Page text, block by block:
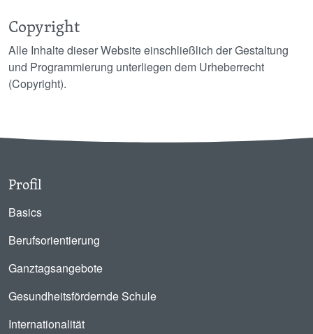
Copyright
Alle Inhalte dieser Website einschließlich der Gestaltung
und Programmierung unterliegen dem Urheberrecht
(Copyright).
Profil
Basics
Berufsorientierung
Ganztagsangebote
Gesundheitsfördernde Schule
Internationalität